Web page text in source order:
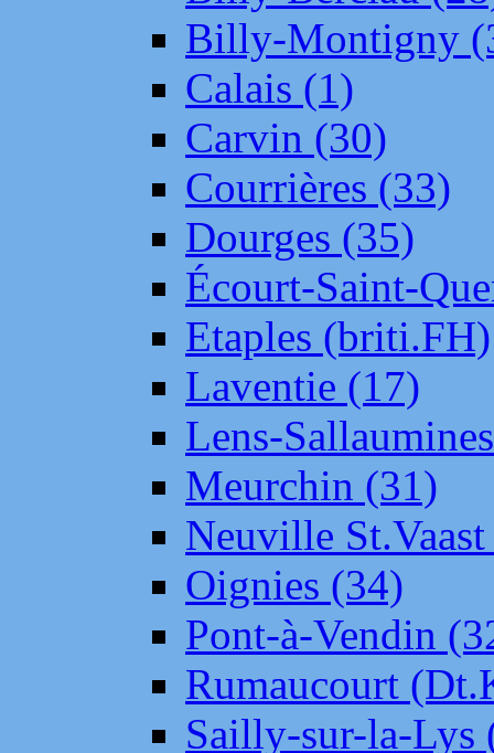
Billy-Montigny
Calais (1)
Carvin (30)
Courrières (33)
Dourges (35)
Écourt-Saint-
Etaples (briti.FH)
Laventie (17)
Lens-
Meurchin (31)
Neuville
Oignies (34)
Pont-à-Vendin
Rumaucourt
Sailly-sur-la-Lys